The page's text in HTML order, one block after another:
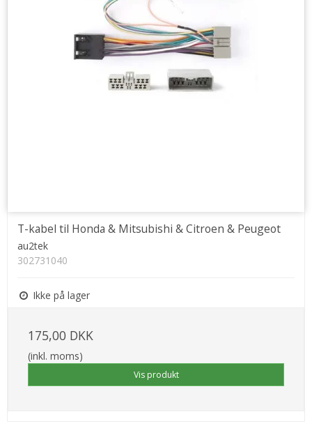
T-kabel til Honda & Mitsubishi & Citroen & Peugeot
au2tek
302731040
Ikke på lager
175,00 DKK
(inkl. moms)
Vis produkt